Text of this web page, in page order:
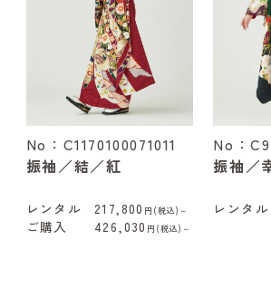
No：C1170100071011
振袖／結／紅
レンタル 217,800 円(税込)～
ご購入 426,030 円(税込)～
No：
振袖／
レンタル